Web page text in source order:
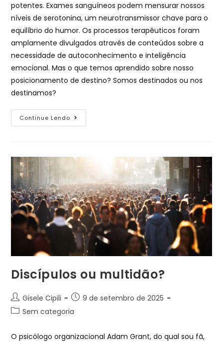
potentes. Exames sanguíneos podem mensurar nossos
níveis de serotonina, um neurotransmissor chave para o
equilíbrio do humor. Os processos terapêuticos foram
amplamente divulgados através de conteúdos sobre a
necessidade de autoconhecimento e inteligência
emocional. Mas o que temos aprendido sobre nosso
posicionamento de destino? Somos destinados ou nos
destinamos?
Continue Lendo
Discípulos ou multidão?
Gisele Cipili
9 de setembro de 2025
Sem categoria
O psicólogo organizacional Adam Grant, do qual sou fã,